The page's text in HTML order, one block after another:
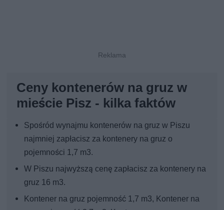
Ceny kontenerów na gruz w
mieście Pisz - kilka faktów
Spośród wynajmu kontenerów na gruz w Piszu
najmniej zapłacisz za kontenery na gruz o
pojemności 1,7 m3.
W Piszu najwyższą cenę zapłacisz za kontenery na
gruz 16 m3.
Kontener na gruz pojemność 1,7 m3, Kontener na